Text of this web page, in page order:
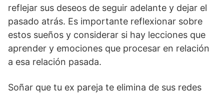
reflejar sus deseos de seguir adelante y dejar el
pasado atrás. Es importante reflexionar sobre
estos sueños y considerar si hay lecciones que
aprender y emociones que procesar en relación
a esa relación pasada.
Soñar que tu ex pareja te elimina de sus redes